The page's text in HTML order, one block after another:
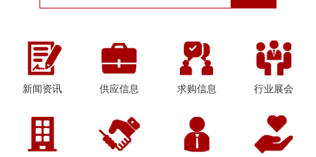
新闻资讯 供应信息 求购信息 行业展会